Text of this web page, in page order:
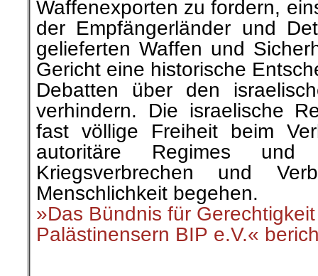
.
1. Juli| Die Angst vor dem
Als ich vor zwei Tagen meine
Schule abholte, kam sie
entgegengelaufen. Meine
wenigen Monaten neun
dritte Klasse unserer
»Info-Welt« und Andere
.
.
1. Juli|Grenzenlose
für die Stellung